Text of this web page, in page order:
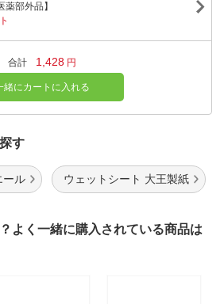
部外品】
合計 1,428 円
緒にカートに入れる
す
ール ウェットシート 大王製紙
よく一緒に購入されている商品は